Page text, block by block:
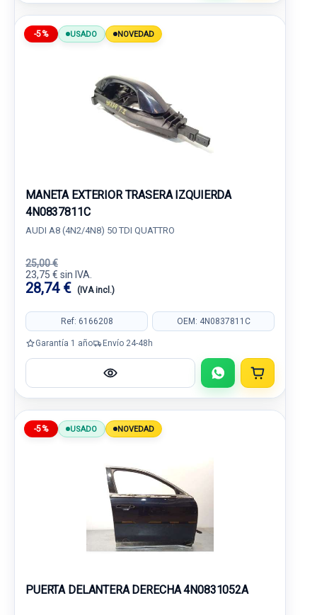
-5% USADO NOVEDAD
MANETA EXTERIOR TRASERA IZQUIERDA
4N0837811C
AUDI A8 (4N2/4N8) 50 TDI QUATTRO
25,00 €
23,75 € sin IVA.
28,74 € (IVA incl.)
Ref: 6166208 OEM: 4N0837811C
Garantía 1 año Envío 24-48h
-5% USADO NOVEDAD
PUERTA DELANTERA DERECHA 4N0831052A